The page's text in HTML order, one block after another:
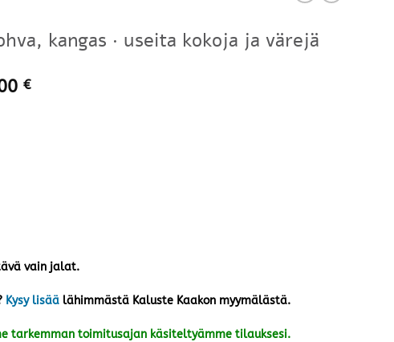
kangas · useita kokoja ja värejä
€Hintaluokka:
vain jalat.
Kysy lisää lähimmästä Kaluste Kaakon myymälästä.
tarkemman toimitusajan käsiteltyämme tilauksesi.